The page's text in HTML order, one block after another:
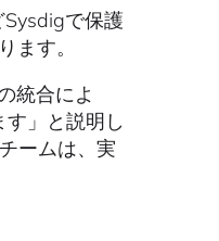
で保護
ます。
統合によ
」と説明し
ームは、実